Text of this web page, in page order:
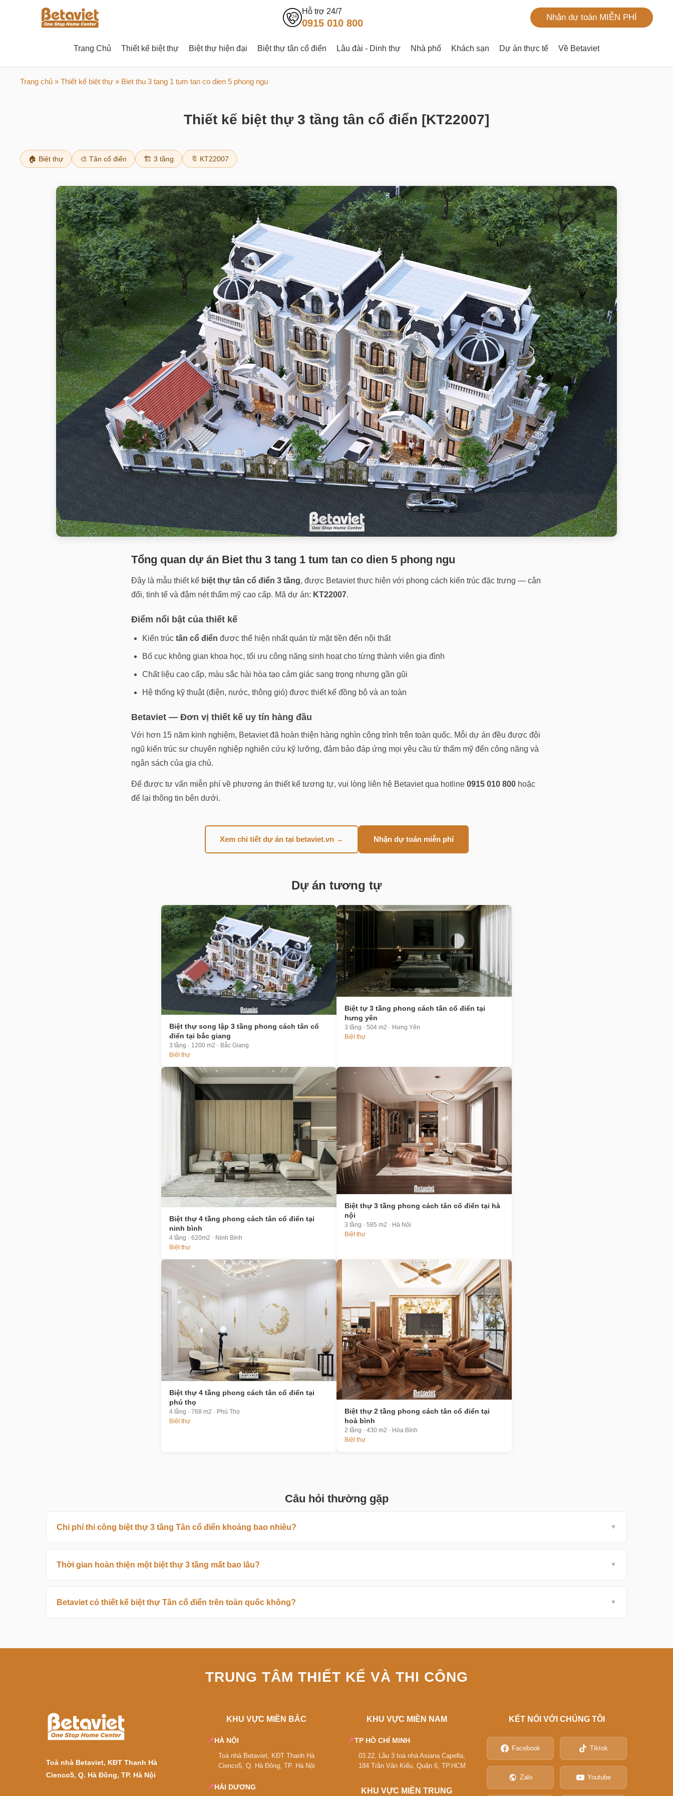
Hỗ trợ 24/7
0915 010 800 Nhận dự toán MIỄN PHÍ
Trang Chủ Thiết kế biệt thự Biệt thự hiện đại Biệt thự tân cổ điển Lâu đài - Dinh thự Nhà phố Khách sạn Dự án thực tế Về Betaviet
Trang chủ » Thiết kế biệt thự » Biet thu 3 tang 1 tum tan co dien 5 phong ngu
Thiết kế biệt thự 3 tầng tân cổ điển [KT22007]
🏠 Biệt thự 🎨 Tân cổ điển 🏗️ 3 tầng 🔖 KT22007
Tổng quan dự án Biet thu 3 tang 1 tum tan co dien 5 phong ngu
Đây là mẫu thiết kế biệt thự tân cổ điển 3 tầng, được Betaviet thực hiện với phong cách kiến trúc đặc trưng — cân
đối, tinh tế và đậm nét thẩm mỹ cao cấp. Mã dự án: KT22007.
Điểm nổi bật của thiết kế
Kiến trúc tân cổ điển được thể hiện nhất quán từ mặt tiền đến nội thất
Bố cục không gian khoa học, tối ưu công năng sinh hoạt cho từng thành viên gia đình
Chất liệu cao cấp, màu sắc hài hòa tạo cảm giác sang trọng nhưng gần gũi
Hệ thống kỹ thuật (điện, nước, thông gió) được thiết kế đồng bộ và an toàn
Betaviet — Đơn vị thiết kế uy tín hàng đầu
Với hơn 15 năm kinh nghiệm, Betaviet đã hoàn thiện hàng nghìn công trình trên toàn quốc. Mỗi dự án đều được đội
ngũ kiến trúc sư chuyên nghiệp nghiên cứu kỹ lưỡng, đảm bảo đáp ứng mọi yêu cầu từ thẩm mỹ đến công năng và
ngân sách của gia chủ.
Để được tư vấn miễn phí về phương án thiết kế tương tự, vui lòng liên hệ Betaviet qua hotline 0915 010 800 hoặc
để lại thông tin bên dưới.
Xem chi tiết dự án tại betaviet.vn → Nhận dự toán miễn phí
Dự án tương tự
Biệt thự song lập 3 tầng phong cách tân cổ
điển tại bắc giang
3 tầng · 1200 m2 · Bắc Giang
Biệt thự
Biệt tự 3 tầng phong cách tân cổ điển tại
hưng yên
3 tầng · 504 m2 · Hưng Yên
Biệt thự
Biệt thự 4 tầng phong cách tân cổ điển tại
ninh bình
4 tầng · 620m2 · Ninh Bình
Biệt thự
Biệt thự 3 tầng phong cách tân cổ điển tại hà
nội
3 tầng · 585 m2 · Hà Nội
Biệt thự
Biệt thự 4 tầng phong cách tân cổ điển tại
phú thọ
4 tầng · 768 m2 · Phú Thọ
Biệt thự
Biệt thự 2 tầng phong cách tân cổ điển tại
hoà bình
2 tầng · 430 m2 · Hòa Bình
Biệt thự
Câu hỏi thường gặp
Chi phí thi công biệt thự 3 tầng Tân cổ điển khoảng bao nhiêu?
Thời gian hoàn thiện một biệt thự 3 tầng mất bao lâu?
Betaviet có thiết kế biệt thự Tân cổ điển trên toàn quốc không?
TRUNG TÂM THIẾT KẾ VÀ THI CÔNG
Toà nhà Betaviet, KĐT Thanh Hà
Cienco5, Q. Hà Đông, TP. Hà Nội
KHU VỰC MIỀN BẮC
📍HÀ NỘI
Toà nhà Betaviet, KĐT Thanh Hà
Cienco5, Q. Hà Đông, TP. Hà Nội
📍HẢI DƯƠNG
KHU VỰC MIỀN NAM
📍TP HỒ CHÍ MINH
03.22, Lầu 3 toà nhà Asiana Capella,
184 Trần Văn Kiểu, Quận 6, TP.HCM
KHU VỰC MIỀN TRUNG
KẾT NỐI VỚI CHÚNG TÔI
Facebook Tiktok
Zalo Youtube